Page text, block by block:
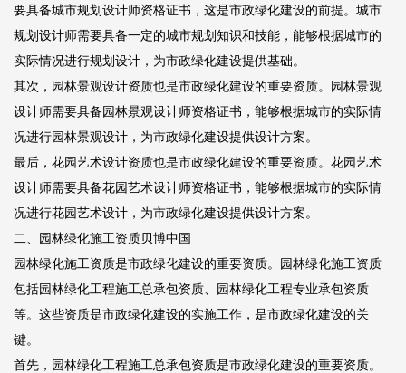
要具备城市规划设计师资格证书，这是市政绿化建设的前提。城市
规划设计师需要具备一定的城市规划知识和技能，能够根据城市的
实际情况进行规划设计，为市政绿化建设提供基础。
其次，园林景观设计资质也是市政绿化建设的重要资质。园林景观
设计师需要具备园林景观设计师资格证书，能够根据城市的实际情
况进行园林景观设计，为市政绿化建设提供设计方案。
最后，花园艺术设计资质也是市政绿化建设的重要资质。花园艺术
设计师需要具备花园艺术设计师资格证书，能够根据城市的实际情
况进行花园艺术设计，为市政绿化建设提供设计方案。
二、园林绿化施工资质贝博中国
园林绿化施工资质是市政绿化建设的重要资质。园林绿化施工资质
包括园林绿化工程施工总承包资质、园林绿化工程专业承包资质
等。这些资质是市政绿化建设的实施工作，是市政绿化建设的关
键。
首先，园林绿化工程施工总承包资质是市政绿化建设的重要资质。